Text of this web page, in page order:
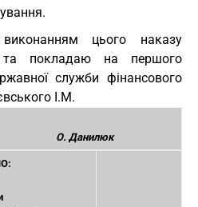
цього наказу
покладаю на першого
служби фінансового
І.М.
О. Данилюк